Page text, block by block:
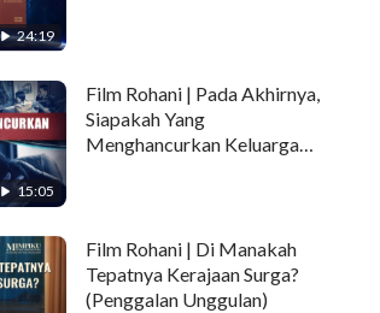
24:19
15:05
Film Rohani | Pada Akhirnya,
Siapakah Yang
Menghancurkan Keluarga
Film Rohani | Di Manakah
Tepatnya Kerajaan Surga?
(Penggalan Unggulan)